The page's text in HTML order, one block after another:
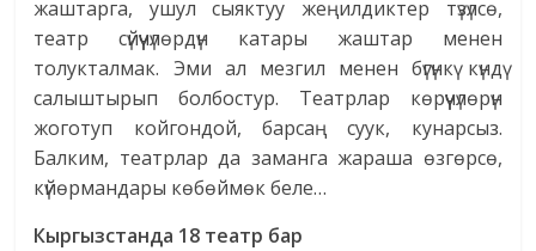
жаштарга, ушул сыяктуу жеңилдиктер түзүлсө,
театр сүйүүчүлөрдүн катары жаштар менен
толукталмак. Эми ал мезгил менен бүгүнкү күндү
салыштырып болбостур. Театрлар көрүүчүлөрүн
жоготуп койгондой, барсаң суук, кунарсыз.
Балким, театрлар да заманга жараша өзгөрсө,
күйөрмандары көбөймөк беле…
Кыргызстанда 18 театр бар